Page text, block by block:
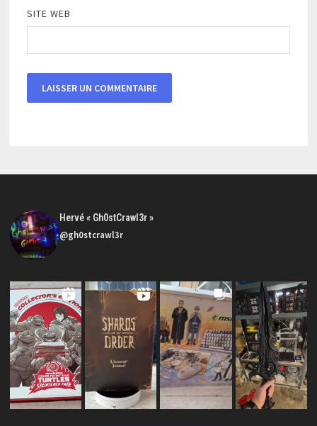
SITE WEB
Hervé « Gh0stCrawl3r »
@gh0stcrawl3r